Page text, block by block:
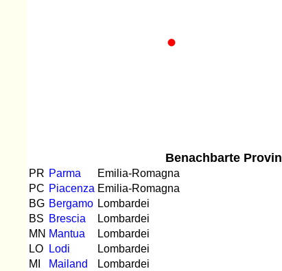
Benachbarte
PR Parma
Emilia-Romagna
PC Piacenza Emilia-Romagna
BG Bergamo Lombardei
BS Brescia
Lombardei
MN Mantua
Lombardei
LO
Lodi
Lombardei
MI
Mailand Lombardei